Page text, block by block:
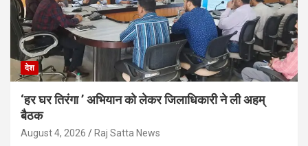
देश
‘हर घर तिरंगा ’ अभियान को लेकर जिलाधिकारी ने ली अहम्
बैठक
August 4, 2026 Raj Satta News